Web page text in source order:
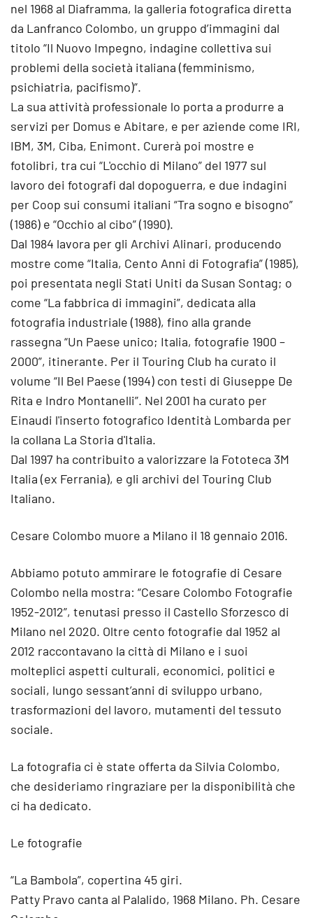
nel 1968 al Diaframma, la galleria fotografica diretta
da Lanfranco Colombo, un gruppo d’immagini dal
titolo “Il Nuovo Impegno, indagine collettiva sui
problemi della società italiana (femminismo,
psichiatria, pacifismo)”.
La sua attività professionale lo porta a produrre a
servizi per Domus e Abitare, e per aziende come IRI,
IBM, 3M, Ciba, Enimont. Curerà poi mostre e
fotolibri, tra cui “L'occhio di Milano” del 1977 sul
lavoro dei fotografi dal dopoguerra, e due indagini
per Coop sui consumi italiani “Tra sogno e bisogno”
(1986) e “Occhio al cibo” (1990).
Dal 1984 lavora per gli Archivi Alinari, producendo
mostre come “Italia, Cento Anni di Fotografia” (1985),
poi presentata negli Stati Uniti da Susan Sontag; o
come “La fabbrica di immagini”, dedicata alla
fotografia industriale (1988), fino alla grande
rassegna “Un Paese unico; Italia, fotografie 1900 –
2000”, itinerante. Per il Touring Club ha curato il
volume “Il Bel Paese (1994) con testi di Giuseppe De
Rita e Indro Montanelli”. Nel 2001 ha curato per
Einaudi l'inserto fotografico Identità Lombarda per
la collana La Storia d'Italia.
Dal 1997 ha contribuito a valorizzare la Fototeca 3M
Italia (ex Ferrania), e gli archivi del Touring Club
Italiano.
Cesare Colombo muore a Milano il 18 gennaio 2016.
Abbiamo potuto ammirare le fotografie di Cesare
Colombo nella mostra: “Cesare Colombo Fotografie
1952-2012”, tenutasi presso il Castello Sforzesco di
Milano nel 2020. Oltre cento fotografie dal 1952 al
2012 raccontavano la città di Milano e i suoi
molteplici aspetti culturali, economici, politici e
sociali, lungo sessant’anni di sviluppo urbano,
trasformazioni del lavoro, mutamenti del tessuto
sociale.
La fotografia ci è state offerta da Silvia Colombo,
che desideriamo ringraziare per la disponibilità che
ci ha dedicato.
Le fotografie
“La Bambola”, copertina 45 giri.
Patty Pravo canta al Palalido, 1968 Milano. Ph. Cesare